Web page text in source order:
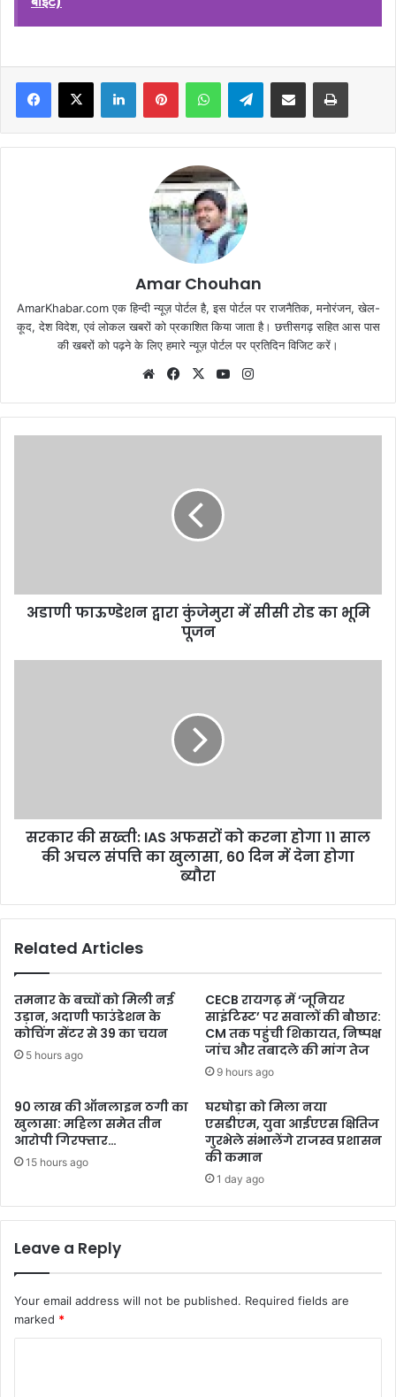
Facebook
X LinkedInPinterestWhatsAppTelegramShare via Email Print
Amar Chouhan
AmarKhabar.com एक हिन्दी न्यूज़ पोर्टल है, इस पोर्टल पर राजनैतिक, मनोरंजन, खेल-
कूद, देश विदेश, एवं लोकल खबरों को प्रकाशित किया जाता है। छत्तीसगढ़ सहित आस पास
की खबरों को पढ़ने के लिए हमारे न्यूज़ पोर्टल पर प्रतिदिन विजिट करें।
WebsiteFacebook
X YouTube
अडाणी फाऊण्डेशन द्वारा कुंजेमुरा में सीसी रोड का भूमि
पूजन
सरकार की सख्ती: IAS अफसरों को करना होगा 11 साल
की अचल संपत्ति का खुलासा, 60 दिन में देना होगा
ब्यौरा
Related Articles
तमनार के बच्चों को मिली नई
उड़ान, अदाणी फाउंडेशन के
कोचिंग सेंटर से 39 का चयन
5 hours ago
CECB रायगढ़ में ‘जूनियर
साइंटिस्ट’ पर सवालों की बौछार:
CM तक पहुंची शिकायत, निष्पक्ष
जांच और तबादले की मांग तेज
9 hours ago
90 लाख की ऑनलाइन ठगी का
खुलासा: महिला समेत तीन
आरोपी गिरफ्तार…
15 hours ago
घरघोड़ा को मिला नया
एसडीएम, युवा आईएएस क्षितिज
गुरभेले संभालेंगे राजस्व प्रशासन
की कमान
1 day ago
Leave a Reply
Your email address will not be published. Required fields are
marked *